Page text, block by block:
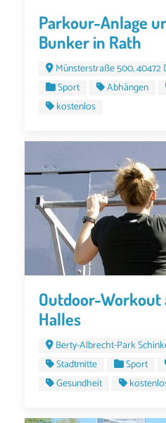
Parkour-Anlage
Bunker in Rath
Münsterstraße 500, 40472
Sport
Abhängen
kostenlos
Outdoor-Workout
Halles
Berty-Albrecht-Park
Stadtmitte
Sport
Gesundheit